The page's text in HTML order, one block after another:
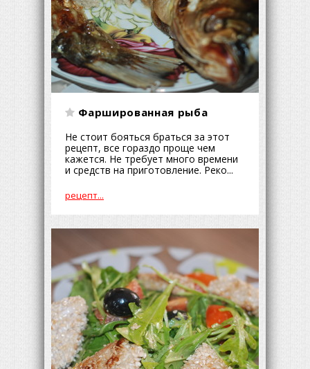
Фаршированная рыба
Не стоит бояться браться за этот
рецепт, все гораздо проще чем
кажется. Не требует много времени
и средств на приготовление. Реко...
рецепт...